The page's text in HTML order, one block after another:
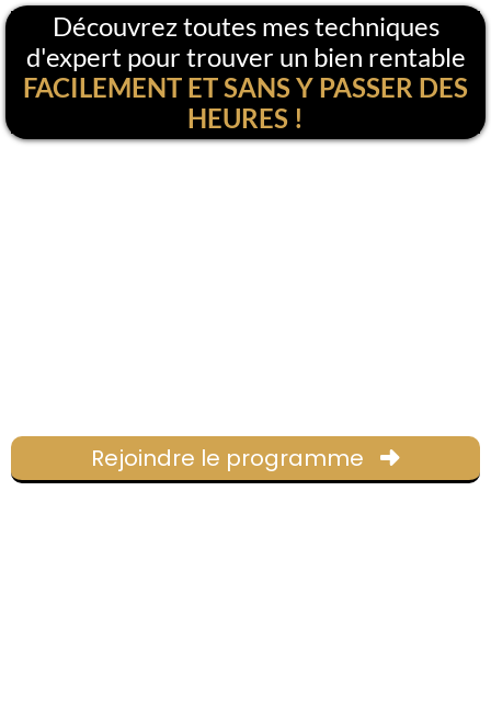
Découvrez toutes mes techniques
d'expert pour trouver un bien rentable
FACILEMENT ET SANS Y PASSER DES
HEURES !
Rejoindre le programme